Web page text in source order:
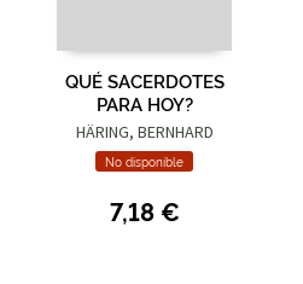
QUÉ SACERDOTES
PARA HOY?
HÄRING, BERNHARD
No disponible
7,18 €